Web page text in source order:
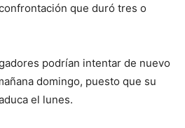
que duró tres o
podrían intentar de nuevo
domingo, puesto que su
el lunes.